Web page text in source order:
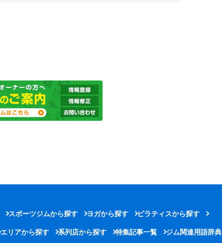
スポーツジムから探す ヨガから探す ピラティスから探す
エリアから探す 系列店から探す 特集記事一覧 ジム関連用語辞典